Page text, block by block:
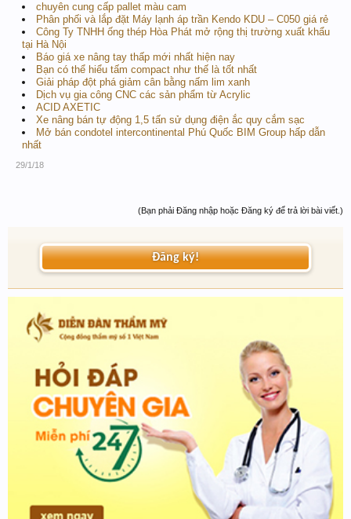
chuyên cung cấp pallet màu cam
Phân phối và lắp đặt Máy lạnh áp trần Kendo KDU – C050 giá rẻ
Công Ty TNHH ống thép Hòa Phát mở rộng thị trường xuất khẩu
tại Hà Nội
Báo giá xe nâng tay thấp mới nhất hiện nay
Bạn có thể hiểu tấm compact như thế là tốt nhất
Giải pháp đột phá giảm cân bằng nấm lim xanh
Dịch vụ gia công CNC các sản phẩm từ Acrylic
ACID AXETIC
Xe nâng bán tự động 1,5 tấn sử dụng điện ắc quy cắm sạc
Mở bán condotel intercontinental Phú Quốc BIM Group hấp dẫn
nhất
29/1/18
(Bạn phải Đăng nhập hoặc Đăng ký để trả lời bài viết.)
Đăng ký!